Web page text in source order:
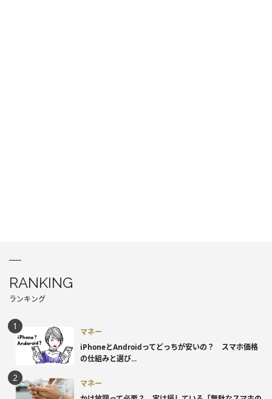
RANKING
ランキング
マネー
iPhoneとAndroidってどっちが安いの？ スマホ価格
の仕組みと選び...
マネー